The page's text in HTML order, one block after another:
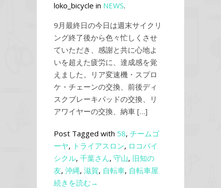
loko_bicycle in NEWS.
9月最終日の今日は週末サイクリ
ング終了後から色々忙しくさせ
ていただき、感謝と共に心地よ
いを超えた疲労に、達成感を覚
えました。リア変速機・スプロ
ケ・チェーンの交換、前後ディ
スクブレーキパッドの交換、リ
アワイヤーの交換、納車 […]
Post Tagged with 58, チームゴ
ーヤ, トライアスロン, ロコバイ
シクル, 千葉さん, 守山, 旧知の
友, 沖縄, 滋賀, 自転車, 自転車屋
続きを読む→